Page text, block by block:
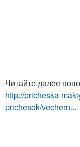
Читайте далее
http://pricheska-
prichesok/vechern...